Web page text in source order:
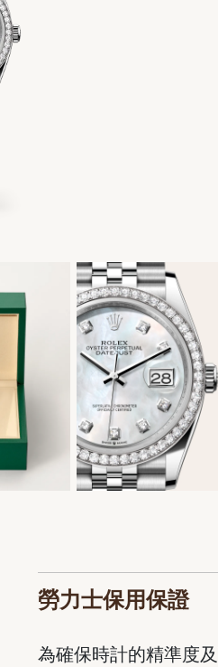
English
勞力士保用保證
為確保時計的精準度